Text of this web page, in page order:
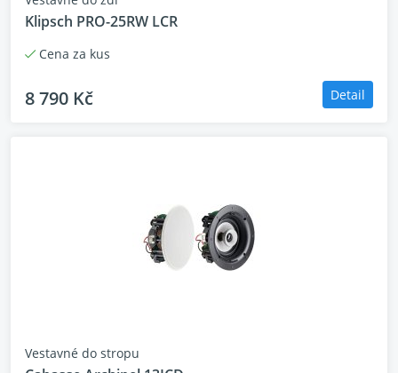
Klipsch PRO-25RW LCR
Cena za kus
8 790 Kč Detail
Vestavné do stropu